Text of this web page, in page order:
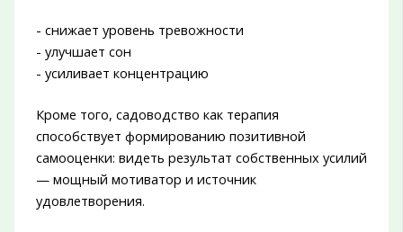
- снижает уровень тревожности
- улучшает сон
- усиливает концентрацию
Кроме того, садоводство как терапия
способствует формированию позитивной
самооценки: видеть результат собственных усилий
— мощный мотиватор и источник
удовлетворения.